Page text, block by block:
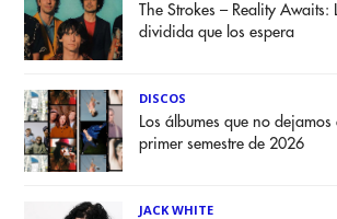
The Strokes – Reality Awaits:
dividida que los espera
DISCOS
Los álbumes que no dejamos
primer semestre de 2026
JACK WHITE